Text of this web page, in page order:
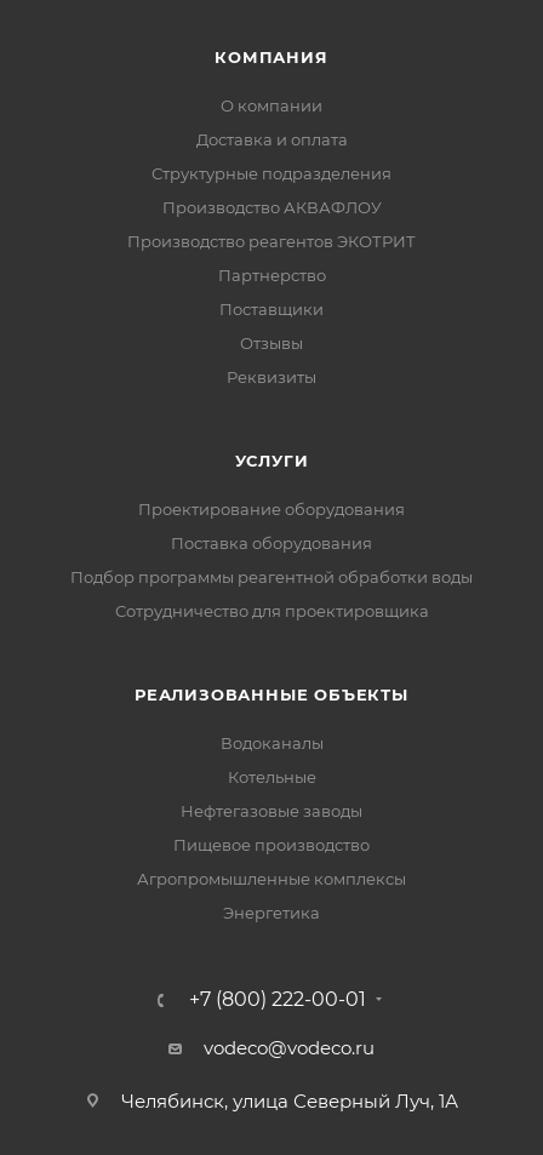
КОМПАНИЯ
О компании
Доставка и оплата
Структурные подразделения
Производство АКВАФЛОУ
Производство реагентов ЭКОТРИТ
Партнерство
Поставщики
Отзывы
Реквизиты
УСЛУГИ
Проектирование оборудования
Поставка оборудования
Подбор программы реагентной обработки воды
Сотрудничество для проектировщика
РЕАЛИЗОВАННЫЕ ОБЪЕКТЫ
Водоканалы
Котельные
Нефтегазовые заводы
Пищевое производство
Агропромышленные комплексы
Энергетика
+7 (800) 222-00-01
vodeco@vodeco.ru
Челябинск, улица Северный Луч, 1А